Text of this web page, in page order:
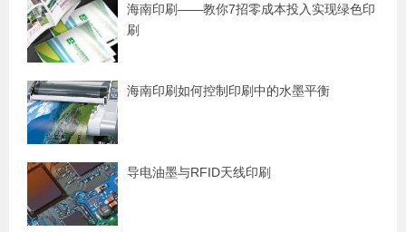
海南印刷——教你7招零成本投入实现绿色印
刷
海南印刷如何控制印刷中的水墨平衡
导电油墨与RFID天线印刷